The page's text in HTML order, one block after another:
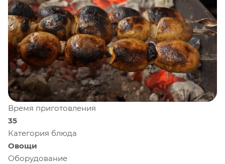
Время приготовления
35
Категория блюда
Овощи
Оборудование